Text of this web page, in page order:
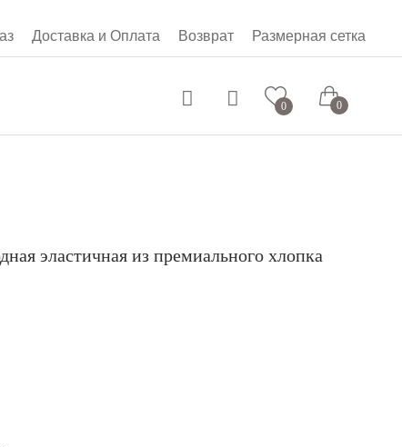
Доставка и Оплата Возврат Размерная сетка
0 0
эластичная из премиального хлопка